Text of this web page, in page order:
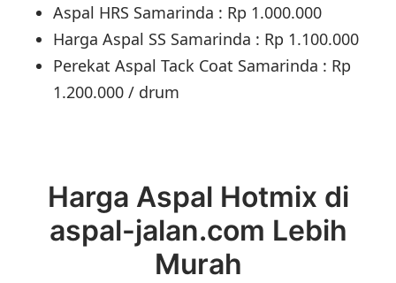
Aspal HRS Samarinda : Rp 1.000.000
Harga Aspal SS Samarinda : Rp 1.100.000
Perekat Aspal Tack Coat Samarinda : Rp
1.200.000 / drum
Harga Aspal Hotmix di
aspal-jalan.com Lebih
Murah